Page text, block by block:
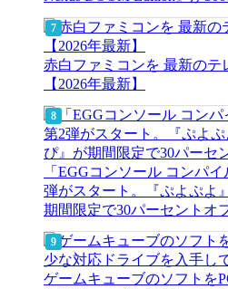
赤白ファミコンを 最新のテ
【2026年最新】
「EGGコンソール コンパ
弾がスタート。『ぷよぷよ
期間限定で30パーセントオ
ゲームキューブのソフト